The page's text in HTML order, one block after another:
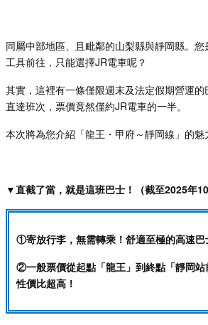
同屬中部地區、且毗鄰的山梨縣與靜岡縣。
工具前往，只能選擇JR電車呢？
其實，這裡有一條僅限週末及法定假期營運
直達班次，票價竟然僅約JR電車的一半。
本次將為您介紹「龍王・甲府～靜岡線」的魅
▼直截了當，就是這班巴士！（截至2025年10
①寄放行李，無需轉乘！舒適至極的高速巴
②一般票價從起點「龍王」到終點「靜岡站
性價比超高！